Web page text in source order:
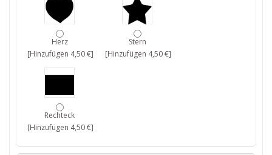
Herz
[Hinzufügen 4,50 €]
Stern
[Hinzufügen 4,50 €]
Rechteck
[Hinzufügen 4,50 €]